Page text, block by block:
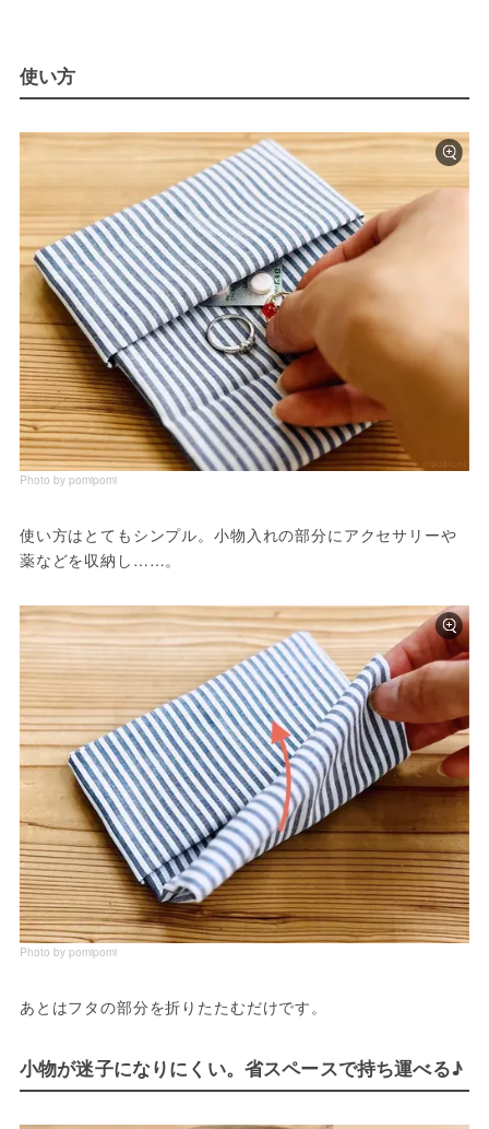
使い方
Photo by pomipomi
使い方はとてもシンプル。小物入れの部分にアクセサリーや
薬などを収納し……。
Photo by pomipomi
あとはフタの部分を折りたたむだけです。
小物が迷子になりにくい。省スペースで持ち運べる♪